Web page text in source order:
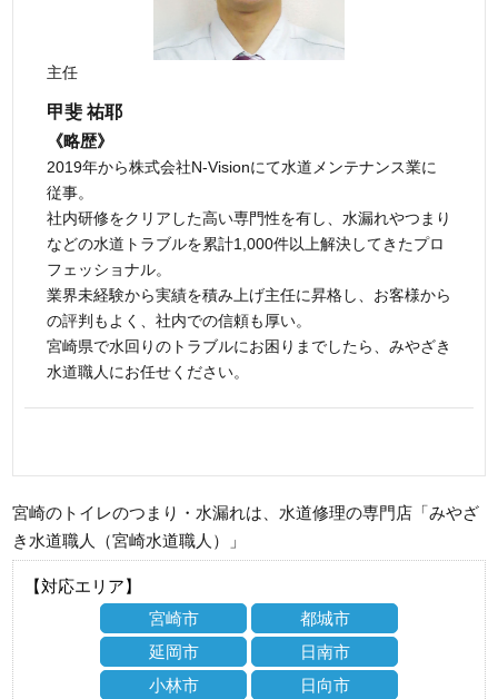
主任
甲斐 祐耶
《略歴》
2019年から株式会社N-Visionにて水道メンテナンス業に
従事。
社内研修をクリアした高い専門性を有し、水漏れやつまり
などの水道トラブルを累計1,000件以上解決してきたプロ
フェッショナル。
業界未経験から実績を積み上げ主任に昇格し、お客様から
の評判もよく、社内での信頼も厚い。
宮崎県で水回りのトラブルにお困りまでしたら、みやざき
水道職人にお任せください。
宮崎のトイレのつまり・水漏れは、水道修理の専門店「みやざ
き水道職人（宮崎水道職人）」
【対応エリア】
宮崎市
都城市
延岡市
日南市
小林市
日向市